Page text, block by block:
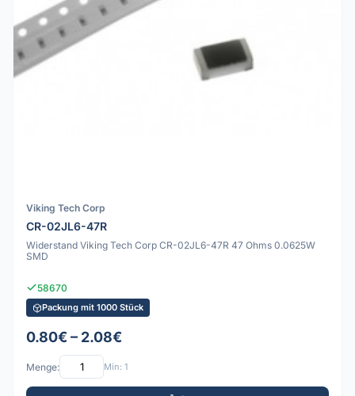
Viking Tech Corp
CR-02JL6-47R
Widerstand Viking Tech Corp CR-02JL6-47R 47 Ohms 0.0625W
SMD
58670
Packung mit 1000 Stück
0.80€ – 2.08€
Menge: Min: 1